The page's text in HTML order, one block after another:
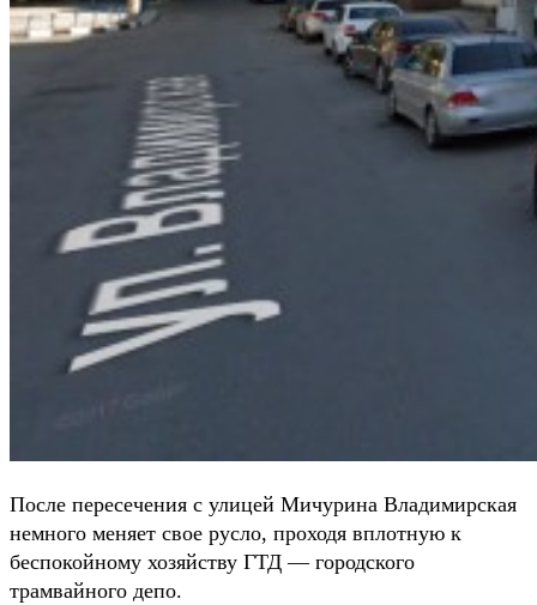
После пересечения с улицей Мичурина Владимирская
немного меняет свое русло, проходя вплотную к
беспокойному хозяйству ГТД — городского
трамвайного депо.